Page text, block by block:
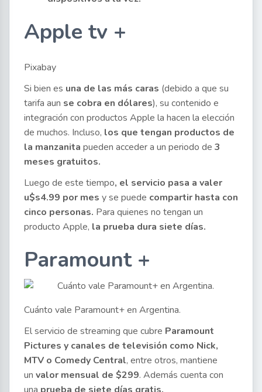
Apple tv +
Pixabay
Si bien es una de las más caras (debido a que su
tarifa aun se cobra en dólares), su contenido e
integración con productos Apple la hacen la elección
de muchos. Incluso, los que tengan productos de
la manzanita pueden acceder a un periodo de 3
meses gratuitos.
Luego de este tiempo, el servicio pasa a valer
u$s4.99 por mes y se puede compartir hasta con
cinco personas. Para quienes no tengan un
producto Apple, la prueba dura siete días.
Paramount +
Cuánto vale Paramount+ en Argentina.
El servicio de streaming que cubre Paramount
Pictures y canales de televisión como Nick,
MTV o Comedy Central, entre otros, mantiene
un valor mensual de $299. Además cuenta con